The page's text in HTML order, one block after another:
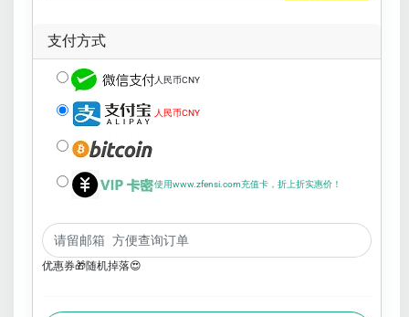
支付方式
人民币CNY
人民币CNY
使用www.zfensi.com充值卡，折上折实惠价！
优惠券🎁随机掉落😍